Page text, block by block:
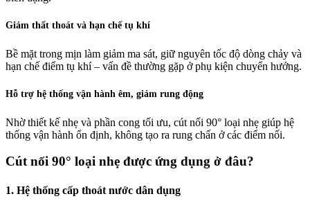
Giảm thất thoát và hạn chế tụ khí
Bề mặt trong mịn làm giảm ma sát, giữ nguyên tốc độ dòng chảy và
hạn chế điểm tụ khí – vấn đề thường gặp ở phụ kiện chuyển hướng.
Hỗ trợ hệ thống vận hành êm, giảm rung động
Nhờ thiết kế nhẹ và phần cong tối ưu, cút nối 90° loại nhẹ giúp hệ
thống vận hành ổn định, không tạo ra rung chấn ở các điểm nối.
Cút nối 90° loại nhẹ được ứng dụng ở đâu?
1. Hệ thống cấp thoát nước dân dụng